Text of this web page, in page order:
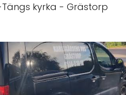
kyrka - Grästorp